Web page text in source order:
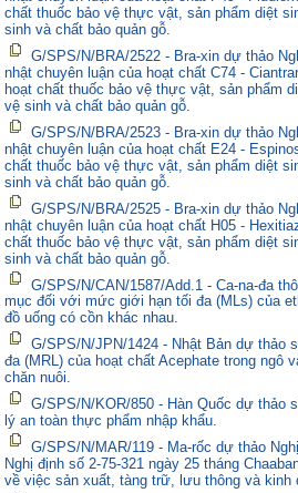
chất thuốc bảo vệ thực vật, sản phẩm diệt
sinh và chất bảo quản gỗ.
G/SPS/N/BRA/2522 - Bra-xin dự thảo
nhật chuyên luận của hoạt chất C74 -
hoạt chất thuốc bảo vệ thực vật, sản phẩm
vệ sinh và chất bảo quản gỗ.
G/SPS/N/BRA/2523 - Bra-xin dự thảo
nhật chuyên luận của hoạt chất E24 -
chất thuốc bảo vệ thực vật, sản phẩm diệt
sinh và chất bảo quản gỗ.
G/SPS/N/BRA/2525 - Bra-xin dự thảo
nhật chuyên luận của hoạt chất H05 -
chất thuốc bảo vệ thực vật, sản phẩm diệt
sinh và chất bảo quản gỗ.
G/SPS/N/CAN/1587/Add.1 - Ca-na-đa
mục đối với mức giới hạn tối đa (MLs) của
đồ uống có cồn khác nhau.
G/SPS/N/JPN/1424 - Nhật Bản dự thảo
đa (MRL) của hoạt chất Acephate trong ngô
chăn nuôi.
G/SPS/N/KOR/850 - Hàn Quốc dự thảo
lý an toàn thực phẩm nhập khẩu.
G/SPS/N/MAR/119 - Ma-rốc dự thảo
Nghị định số 2-75-321 ngày 25 tháng
về việc sản xuất, tàng trữ, lưu thông và kinh